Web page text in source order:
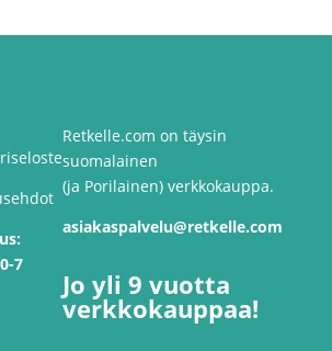
7
Retkelle.com on täysin
suomalainen
(ja Porilainen) verkkokauppa.
asiakaspalvelu@retkelle.com
Jo yli 9 vuotta
verkkokauppaa!